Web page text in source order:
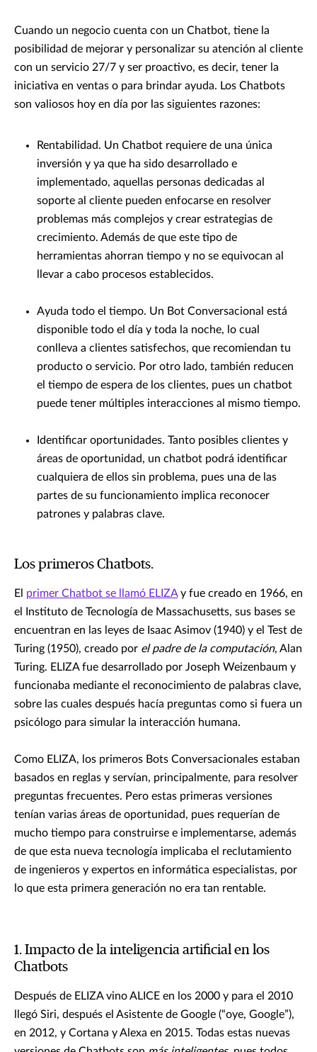
Cuando un negocio cuenta con un Chatbot, tiene la
posibilidad de mejorar y personalizar su atención al cliente
con un servicio 27/7 y ser proactivo, es decir, tener la
iniciativa en ventas o para brindar ayuda. Los Chatbots
son valiosos hoy en día por las siguientes razones:
Rentabilidad. Un Chatbot requiere de una única
inversión y ya que ha sido desarrollado e
implementado, aquellas personas dedicadas al
soporte al cliente pueden enfocarse en resolver
problemas más complejos y crear estrategias de
crecimiento. Además de que este tipo de
herramientas ahorran tiempo y no se equivocan al
llevar a cabo procesos establecidos.
Ayuda todo el tiempo. Un Bot Conversacional está
disponible todo el día y toda la noche, lo cual
conlleva a clientes satisfechos, que recomiendan tu
producto o servicio. Por otro lado, también reducen
el tiempo de espera de los clientes, pues un chatbot
puede tener múltiples interacciones al mismo tiempo.
Identificar oportunidades. Tanto posibles clientes y
áreas de oportunidad, un chatbot podrá identificar
cualquiera de ellos sin problema, pues una de las
partes de su funcionamiento implica reconocer
patrones y palabras clave.
Los primeros Chatbots.
El primer Chatbot se llamó ELIZAy fue creado en 1966, en
el Instituto de Tecnología de Massachusetts, sus bases se
encuentran en las leyes de Isaac Asimov (1940) y el Test de
Turing (1950), creado por el padre de la computación, Alan
Turing. ELIZA fue desarrollado por Joseph Weizenbaum y
funcionaba mediante el reconocimiento de palabras clave,
sobre las cuales después hacía preguntas como si fuera un
psicólogo para simular la interacción humana.
Como ELIZA, los primeros Bots Conversacionales estaban
basados en reglas y servían, principalmente, para resolver
preguntas frecuentes. Pero estas primeras versiones
tenían varias áreas de oportunidad, pues requerían de
mucho tiempo para construirse e implementarse, además
de que esta nueva tecnología implicaba el reclutamiento
de ingenieros y expertos en informática especialistas, por
lo que esta primera generación no era tan rentable.
1. Impacto de la inteligencia artificial en los
Chatbots
Después de ELIZA vino ALICE en los 2000 y para el 2010
llegó Siri, después el Asistente de Google (“oye, Google”),
en 2012, y Cortana y Alexa en 2015. Todas estas nuevas